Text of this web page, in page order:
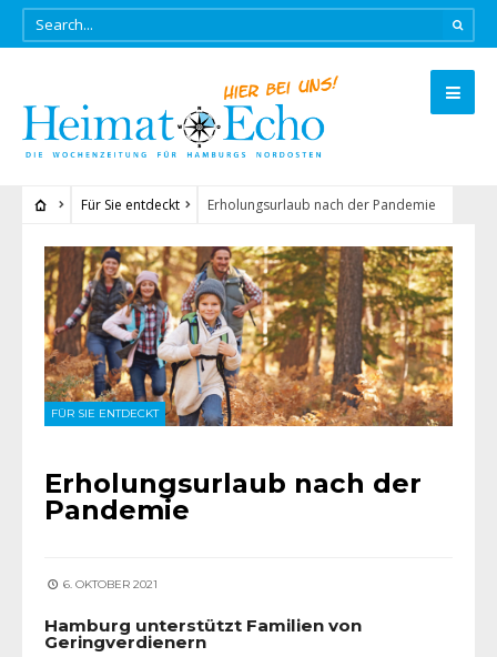
Für Sie entdeckt Erholungsurlaub nach der Pandemie
FÜR SIE ENTDECKT
Erholungsurlaub nach der
Pandemie
6. OKTOBER 2021
Hamburg unterstützt Familien von
Geringverdienern